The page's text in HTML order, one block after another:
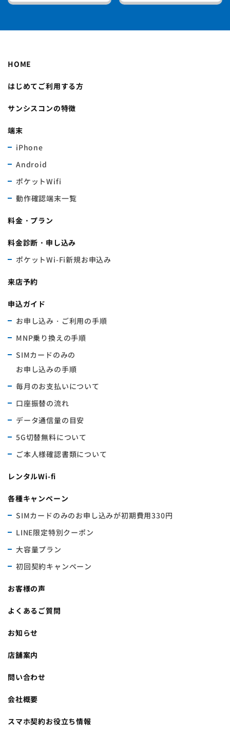
HOME
はじめてご利用する方
サンシスコンの特徴
端末
iPhone
Android
ポケットWifi
動作確認端末一覧
料金・プラン
料金診断・申し込み
ポケットWi-Fi新規お申込み
来店予約
申込ガイド
お申し込み・ご利用の手順
MNP乗り換えの手順
SIMカードのみの
お申し込みの手順
毎月のお支払いについて
口座振替の流れ
データ通信量の目安
5G切替無料について
ご本人様確認書類について
レンタルWi-fi
各種キャンペーン
SIMカードのみのお申し込みが初期費用330円
LINE限定特別クーポン
大容量プラン
初回契約キャンペーン
お客様の声
よくあるご質問
お知らせ
店舗案内
問い合わせ
会社概要
スマホ契約お役立ち情報